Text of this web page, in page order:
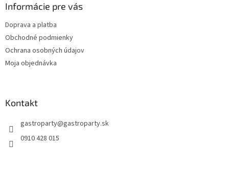
Informácie pre vás
Doprava a platba
Obchodné podmienky
Ochrana osobných údajov
Moja objednávka
Kontakt
gastroparty@gastroparty.sk
0910 428 015